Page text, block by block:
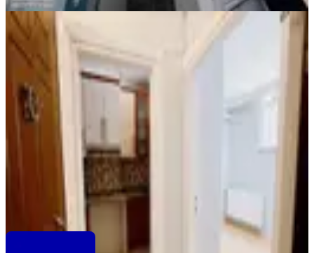
YENİ
Kâğıthane Gültepede Plazalara Yakın
1+1 Kiralık Daire
İstanbul, Kağıthane
55 m²
ROOKZ TREND Sevinç YÜN